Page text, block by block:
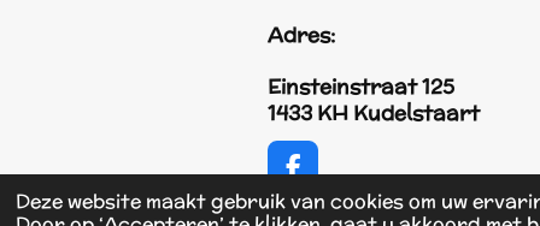
Deze website maakt gebruik van cookies om uw
Adres:
Einsteinstraat 125
1433 KH Kudelstaart
F
a
© 2017 - 2026 Linda's Dierplaza